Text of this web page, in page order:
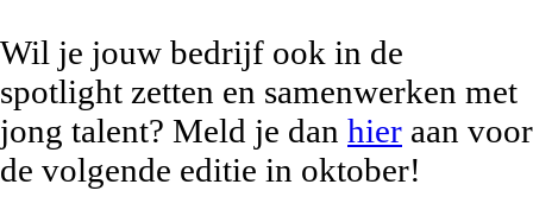
Wil je jouw bedrijf ook in de
spotlight zetten en samenwerken met
jong talent? Meld je dan hier aan voor
de volgende editie in oktober!